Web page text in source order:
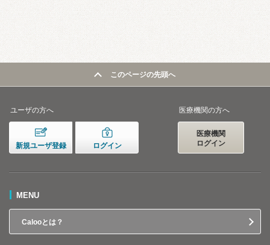
このページの先頭へ
ユーザの方へ
新規ユーザ登録 ログイン
医療機関の方へ
医療機関
ログイン
MENU
Calooとは？